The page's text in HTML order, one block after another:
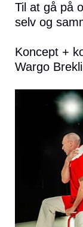
Til at gå på
selv og
Koncept +
Wargo